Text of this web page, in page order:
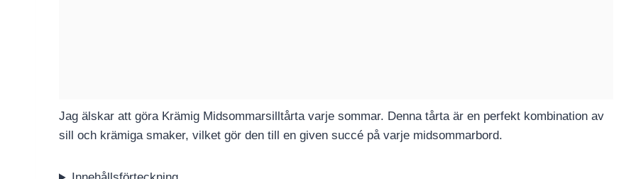
Jag älskar att göra Krämig Midsommarsilltårta varje sommar. Denna tårta är en perfekt kombination av
sill och krämiga smaker, vilket gör den till en given succé på varje midsommarbord.